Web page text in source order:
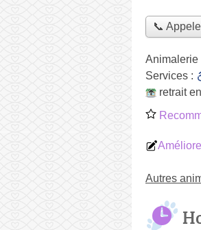
📞
Animalerie
Services :
retrait
Autres